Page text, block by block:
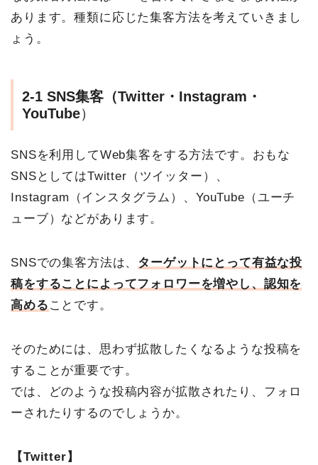
あります。種類に応じた集客方法を考えていきまし
ょう。
2-1 SNS集客（Twitter・Instagram・
YouTube）
SNSを利用してWeb集客をする方法です。おもな
SNSとしてはTwitter（ツイッター）、
Instagram（インスタグラム）、YouTube（ユーチ
ューブ）などがあります。
SNSでの集客方法は、 ターゲットにとって有益な投
稿をすることによってフォロワーを増やし、認知を
高める ことです。
そのためには、思わず拡散したくなるような投稿を
することが重要です。
では、どのような投稿内容が拡散されたり、フォロ
ーされたりするのでしょうか。
【Twitter】